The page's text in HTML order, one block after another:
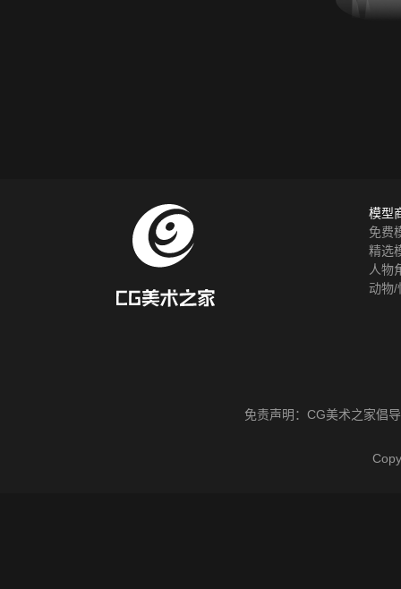
模型
免费
精选
人物
动物/
免责声明： CG美术之家倡